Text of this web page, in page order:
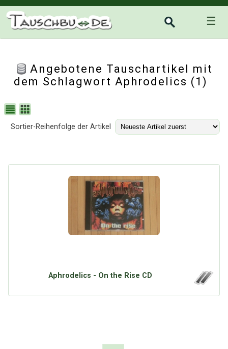
☰
Angebotene Tauschartikel mit
dem Schlagwort Aphrodelics (1)
Sortier-Reihenfolge der Artikel
Aphrodelics - On the Rise CD